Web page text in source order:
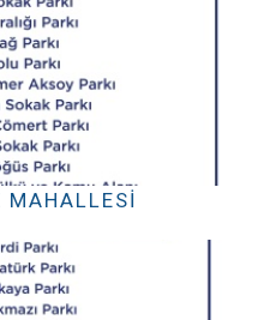
MAHALLESI